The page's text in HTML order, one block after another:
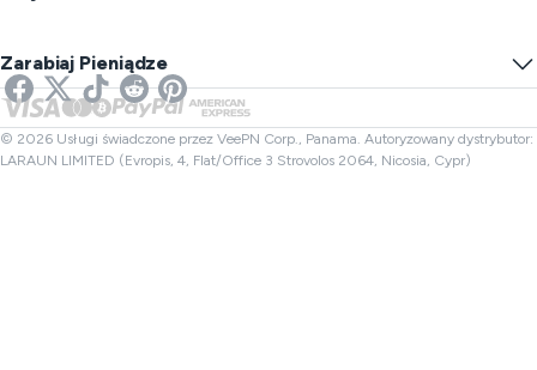
VPN do streamingu
VPN Netflix
SMS Online
Sprawdzacz linków
Sprawdzanie plików
VPN Wielka Brytania
VPN Kanada
VPN Turcja
Zarabiaj Pieniądze
Partnerzy
© 2026 Usługi świadczone przez VeePN Corp., Panama. Autoryzowany dystrybutor:
LARAUN LIMITED (Evropis, 4, Flat/Office 3 Strovolos 2064, Nicosia, Cypr)